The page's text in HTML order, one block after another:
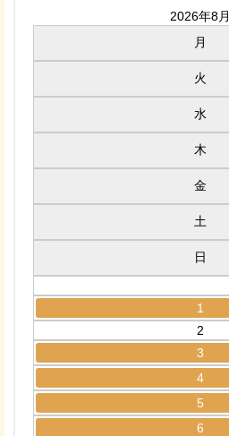
2026年8月
月
火
水
木
金
土
日
1
2
3
4
5
6